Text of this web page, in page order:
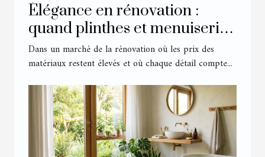
Élégance en rénovation :
quand plinthes et menuiserie
transforment un intérieur
Dans un marché de la rénovation où les prix des
matériaux restent élevés et où chaque détail compte...